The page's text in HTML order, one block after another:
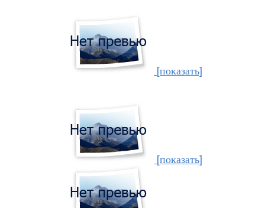
[показать]
[показать]